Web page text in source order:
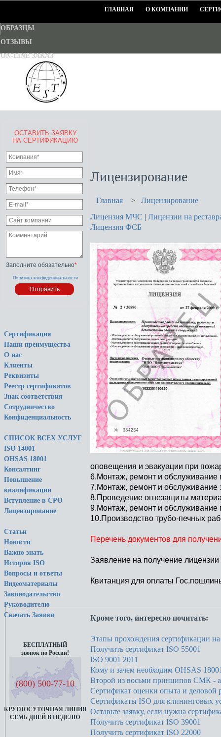
ГЛАВНАЯ О КОМПАНИИ
ОБРАЗЦЫ
ОТЗЫВЫ
ON-LINE ЗАКАЗ
ОСТАВИТЬ ЗАЯВКУ
НА СЕРТИФИКАЦИЮ
Заполните обязательно*
Политика конфиденциальности
Сертификация
Наши преимущества
О нас
Клиенты
Реквизиты
Реестр сертификатов
Знак соответствия
Сотрудничество
Конфиденциальность
СПИСОК ВСЕХ УСЛУГ
ISO 14001
OHSAS 18001
Консалтинг
Повышение
квалификации
Вступление в СРО
Лицензирование
Статьи
Новости
Важно знать
История ISO
Вопросы и ответы
Видеоматериалы
Законодательство
Руководителю
Скачать Заявки
БЕСПЛАТНЫЙ
звонок по России!
(800) 500-77-10
КРУГЛОСУТОЧНАЯ ЛИНИЯ
СЕМЬ ДНЕЙ В НЕДЕЛЮ
Лицензирование
Главная > Лицензирование
Лицензия МЧС | Лицензии на
Лицензия ФСБ
оповещения и эвакуации при
6.Монтаж, ремонт и обслуживание
7.Монтаж, ремонт и обслуживание
8.Проведение огнезащиты
9.Монтаж, ремонт и
10.Производство трубо-печных
Перечень документов для
Заявление на получение
Квитанция для оплаты
Кроме того, интересно почитать:
Этапы прохождения сертификации на
Получить сертификат ISO 55001
ISO 9001 2011
Кому и зачем необходим OHSAS
Второй из восьми принципов СМК -
Сертификат оценки опыта и
Сертификаты ISO для клининговых
Оставьте заявку, если нужна
Получить сертификат ISO 39001
Получить сертификат ISO 22000